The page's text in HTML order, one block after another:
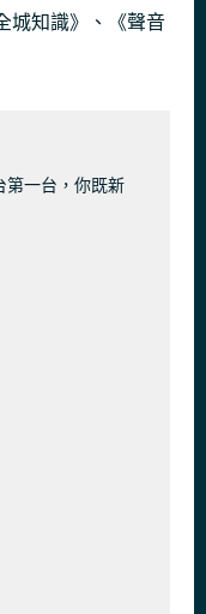
城知識》、《聲音
第一台，你既新